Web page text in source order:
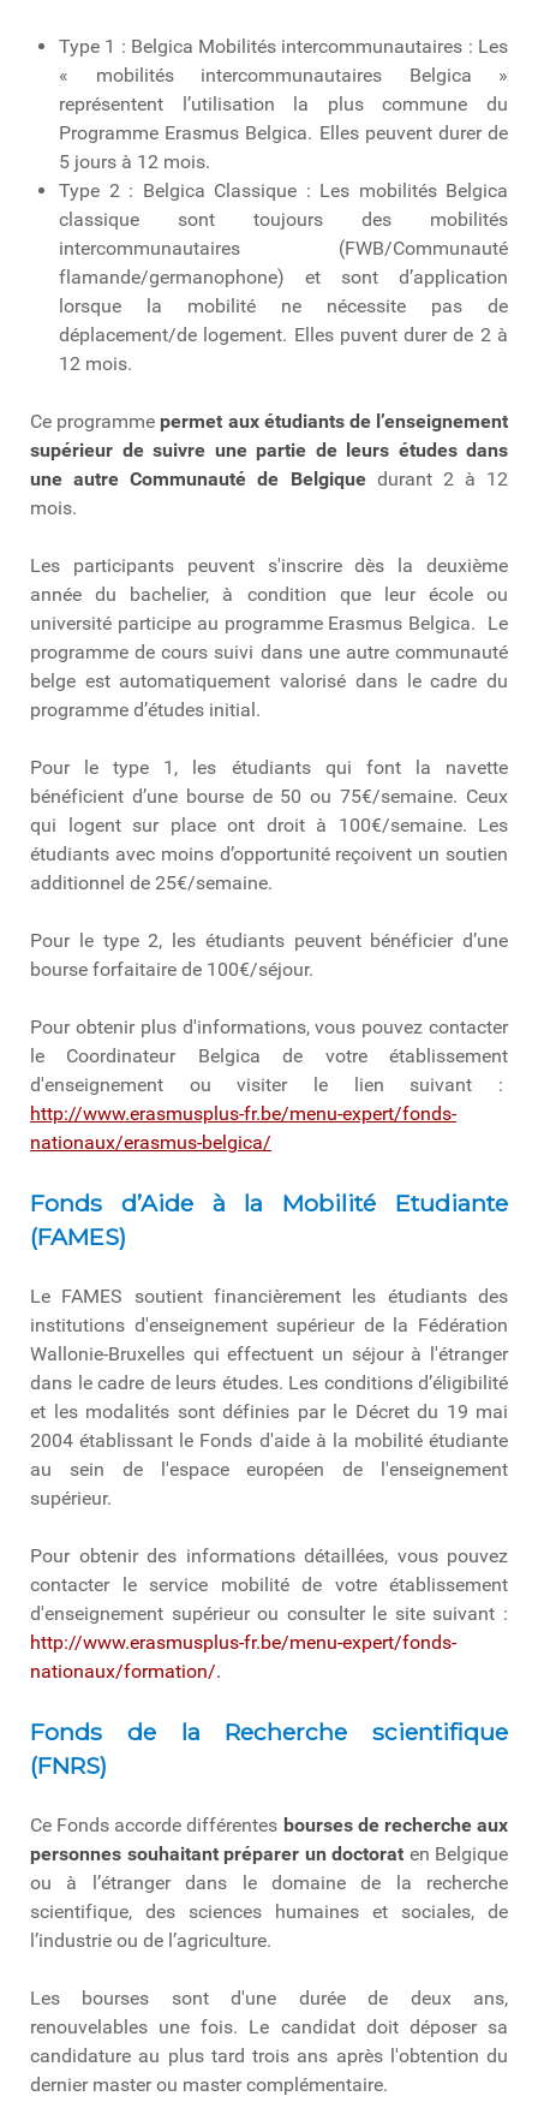
Type 1 : Belgica Mobilités intercommunautaires : Les
« mobilités intercommunautaires Belgica »
représentent l’utilisation la plus commune du
Programme Erasmus Belgica. Elles peuvent durer de
5 jours à 12 mois.
Type 2 : Belgica Classique : Les mobilités Belgica
classique sont toujours des mobilités
intercommunautaires (FWB/Communauté
flamande/germanophone) et sont d’application
lorsque la mobilité ne nécessite pas de
déplacement/de logement. Elles puvent durer de 2 à
12 mois.
Ce programme permet aux étudiants de l’enseignement
supérieur de suivre une partie de leurs études dans
une autre Communauté de Belgiquedurant 2 à 12
mois.
Les participants peuvent s'inscrire dès la deuxième
année du bachelier, à condition que leur école ou
université participe au programme Erasmus Belgica. Le
programme de cours suivi dans une autre communauté
belge est automatiquement valorisé dans le cadre du
programme d’études initial.
Pour le type 1, les étudiants qui font la navette
bénéficient d’une bourse de 50 ou 75€/semaine. Ceux
qui logent sur place ont droit à 100€/semaine. Les
étudiants avec moins d’opportunité reçoivent un soutien
additionnel de 25€/semaine.
Pour le type 2, les étudiants peuvent bénéficier d’une
bourse forfaitaire de 100€/séjour.
Pour obtenir plus d'informations, vous pouvez contacter
le Coordinateur Belgica de votre établissement
d'enseignement ou visiter le lien suivant :
http://www.erasmusplus-fr.be/menu-expert/fonds-
nationaux/erasmus-belgica/
Fonds d’Aide à la Mobilité Etudiante
(FAMES)
Le FAMES soutient financièrement les étudiants des
institutions d'enseignement supérieur de la Fédération
Wallonie-Bruxelles qui effectuent un séjour à l'étranger
dans le cadre de leurs études. Les conditions d’éligibilité
et les modalités sont définies par le Décret du 19 mai
2004 établissant le Fonds d'aide à la mobilité étudiante
au sein de l'espace européen de l'enseignement
supérieur.
Pour obtenir des informations détaillées, vous pouvez
contacter le service mobilité de votre établissement
d'enseignement supérieur ou consulter le site suivant :
http://www.erasmusplus-fr.be/menu-expert/fonds-
nationaux/formation/.
Fonds de la Recherche scientifique
(FNRS)
Ce Fonds accorde différentes bourses de recherche aux
personnes souhaitant préparer un doctorat en Belgique
ou à l’étranger dans le domaine de la recherche
scientifique, des sciences humaines et sociales, de
l’industrie ou de l’agriculture.
Les bourses sont d'une durée de deux ans,
renouvelables une fois. Le candidat doit déposer sa
candidature au plus tard trois ans après l'obtention du
dernier master ou master complémentaire.